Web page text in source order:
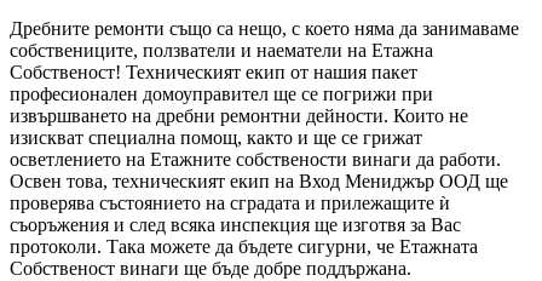
Дребните ремонти също са нещо, с което няма да занимаваме
собствениците, ползватели и наематели на Етажна
Собственост! Техническият екип от нашия пакет
професионален домоуправител ще се погрижи при
извършването на дребни ремонтни дейности. Които не
изискват специална помощ, както и ще се грижат
осветлението на Етажните собствености винаги да работи.
Освен това, техническият екип на Вход Мениджър ООД ще
проверява състоянието на сградата и прилежащите ѝ
съоръжения и след всяка инспекция ще изготвя за Вас
протоколи. Така можете да бъдете сигурни, че Етажната
Собственост винаги ще бъде добре поддържана.